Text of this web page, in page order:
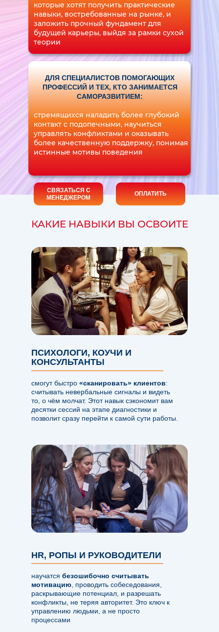
которые хотят получить практические
навыки, востребованные на рынке, и
заложить прочный фундамент для
будущей карьеры, выйдя за рамки сухой
теории
стремящихся наладить более глубокий
контакт с подопечными, научиться
управлять конфликтами и оказывать
более качественную поддержку, понимая
истинные мотивы поведения
ДЛЯ СПЕЦИАЛИСТОВ ПОМОГАЮЩИХ
ПРОФЕССИЙ И ТЕХ, КТО ЗАНИМАЕТСЯ
САМОРАЗВИТИЕМ:
СВЯЗАТЬСЯ С
МЕНЕДЖЕРОМ
ОПЛАТИТЬ
КАКИЕ НАВЫКИ ВЫ ОСВОИТЕ
ПСИХОЛОГИ, КОУЧИ И
КОНСУЛЬТАНТЫ
смогут быстро «сканировать» клиентов:
считывать невербальные сигналы и видеть
то, о чём молчат. Этот навык сэкономит вам
десятки сессий на этапе диагностики и
позволит сразу перейти к самой сути работы.
HR, РОПЫ И РУКОВОДИТЕЛИ
научатся безошибочно считывать
мотивацию , проводить собеседования,
раскрывающие потенциал, и разрешать
конфликты, не теряя авторитет. Это ключ к
управлению людьми, а не просто
процессами